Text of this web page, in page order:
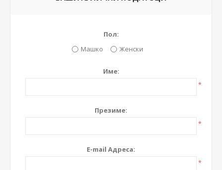
Пол:
Машко
Женски
Име:
*
Презиме:
*
E-mail Адреса:
*